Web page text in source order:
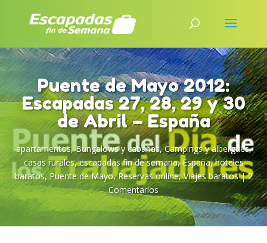
Puente de Mayo 2012:
Escapadas 27, 28, 29 y 30
de Abril – España
apartamentos,Bungalows y cabañas,Campings y albergues,
casas rurales,escapadas fin de semana, España,hoteles
baratos,Puente de Mayo,Reservas online,Viajes baratos|2
Comentarios